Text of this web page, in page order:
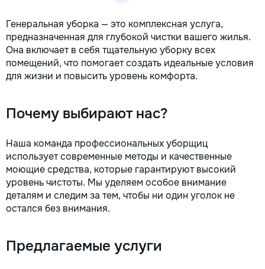
Генеральная уборка — это комплексная услуга,
предназначенная для глубокой чистки вашего жилья.
Она включает в себя тщательную уборку всех
помещений, что помогает создать идеальные условия
для жизни и повысить уровень комфорта.
Почему выбирают нас?
Наша команда профессиональных уборщиц
использует современные методы и качественные
моющие средства, которые гарантируют высокий
уровень чистоты. Мы уделяем особое внимание
деталям и следим за тем, чтобы ни один уголок не
остался без внимания.
Предлагаемые услуги